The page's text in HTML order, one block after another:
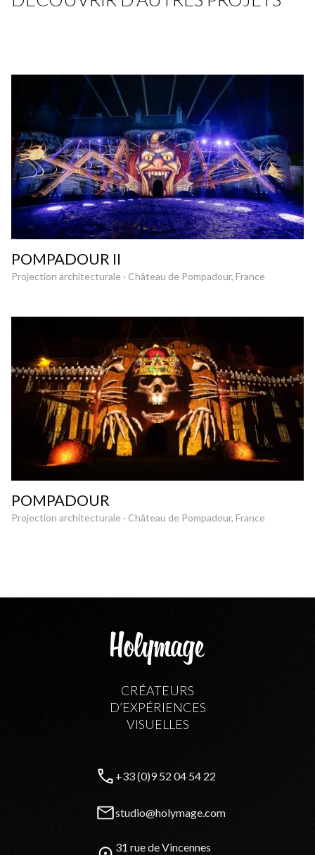
POMPADOUR II
Projection architecturale · Château de Pompadour, France
POMPADOUR
Projection architecturale · Château de Pompadour, France
CRÉATEURS
D’EXPÉRIENCES
VISUELLES
+33 (0)9 52 04 54 22
studio@holymage.com
31 rue de Vincennes